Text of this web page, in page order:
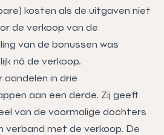
kosten als de uitgaven niet
de verkoop van de
van de bonussen was
ná de verkoop.
aandelen in drie
aan een derde. Zij geeft
van de voormalige dochters
verband met de verkoop. De